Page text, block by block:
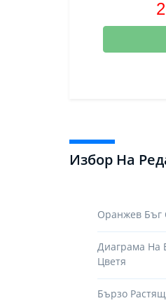
Избор На
Оранжев Бъг
Диаграма На
Цветя
Бързо